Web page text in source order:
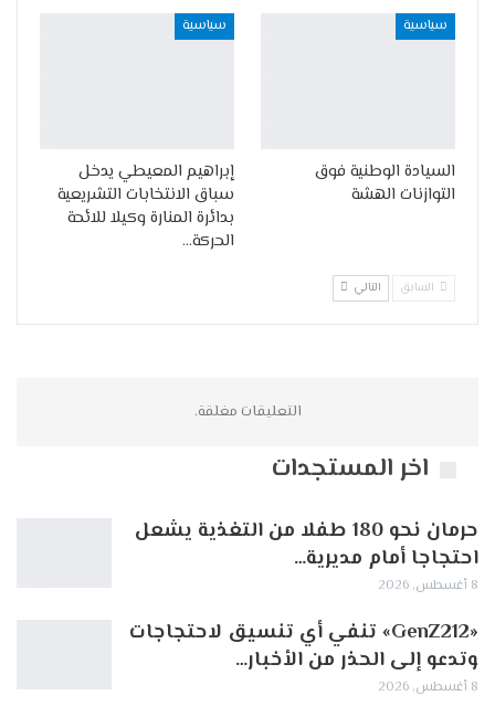
سياسية
السيادة الوطنية فوق
التوازنات الهشة
سياسية
إبراهيم المعيطي يدخل
سباق الانتخابات التشريعية
بدائرة المنارة وكيلا للائحة
الحركة…
السابق التالي
التعليقات مغلقة.
اخر المستجدات
حرمان نحو 180 طفلا من التغذية يشعل
احتجاجا أمام مديرية…
8 أغسطس, 2026
«GenZ212» تنفي أي تنسيق لاحتجاجات
وتدعو إلى الحذر من الأخبار…
8 أغسطس, 2026